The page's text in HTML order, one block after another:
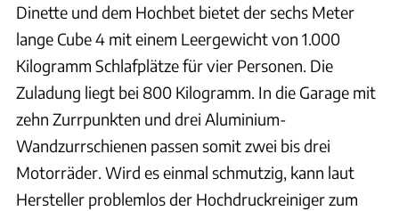
Dinette und dem Hochbet bietet der sechs Meter
lange Cube 4 mit einem Leergewicht von 1.000
Kilogramm Schlafplätze für vier Personen. Die
Zuladung liegt bei 800 Kilogramm. In die Garage mit
zehn Zurrpunkten und drei Aluminium-
Wandzurrschienen passen somit zwei bis drei
Motorräder. Wird es einmal schmutzig, kann laut
Hersteller problemlos der Hochdruckreiniger zum